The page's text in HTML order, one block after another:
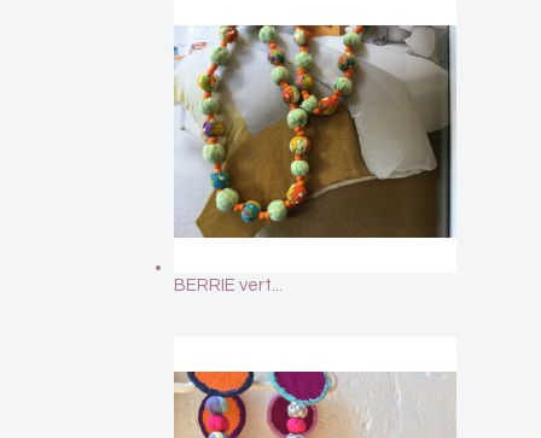
BERRIE vert...